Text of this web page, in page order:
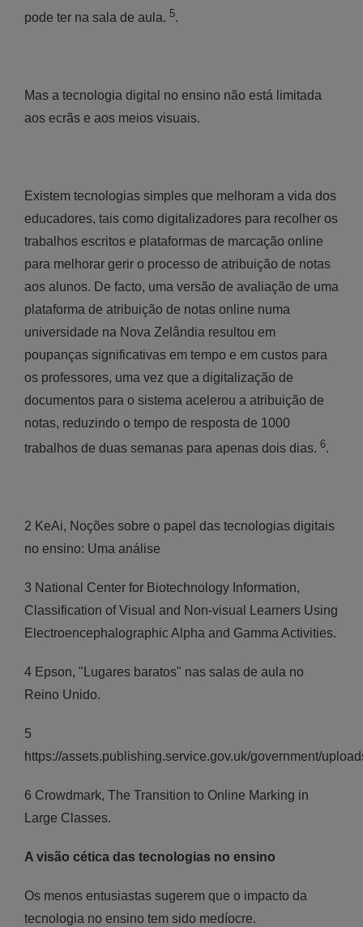
pode ter na sala de aula. 5.
Mas a tecnologia digital no ensino não está limitada
aos ecrãs e aos meios visuais.
Existem tecnologias simples que melhoram a vida dos
educadores, tais como digitalizadores para recolher os
trabalhos escritos e plataformas de marcação online
para melhorar gerir o processo de atribuição de notas
aos alunos. De facto, uma versão de avaliação de uma
plataforma de atribuição de notas online numa
universidade na Nova Zelândia resultou em
poupanças significativas em tempo e em custos para
os professores, uma vez que a digitalização de
documentos para o sistema acelerou a atribuição de
notas, reduzindo o tempo de resposta de 1000
trabalhos de duas semanas para apenas dois dias. 6.
2 KeAi, Noções sobre o papel das tecnologias digitais
no ensino: Uma análise
3 National Center for Biotechnology Information,
Classification of Visual and Non-visual Learners Using
Electroencephalographic Alpha and Gamma Activities.
4 Epson, "Lugares baratos" nas salas de aula no
Reino Unido.
5
https://assets.publishing.service.gov.uk/government/
6 Crowdmark, The Transition to Online Marking in
Large Classes.
A visão cética das tecnologias no ensino
Os menos entusiastas sugerem que o impacto da
tecnologia no ensino tem sido medíocre.